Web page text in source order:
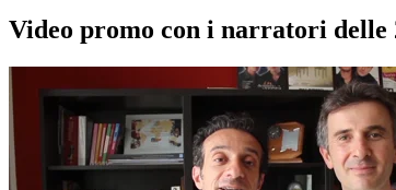
Video promo con i narratori delle